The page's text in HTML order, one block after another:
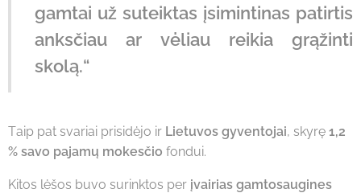
gamtai už suteiktas įsimintinas patirtis
anksčiau ar vėliau reikia grąžinti
skolą.“
Taip pat svariai prisidėjo ir Lietuvos gyventojai, skyrę 1,2
% savo pajamų mokesčio fondui.
Kitos lėšos buvo surinktos per įvairias gamtosaugines